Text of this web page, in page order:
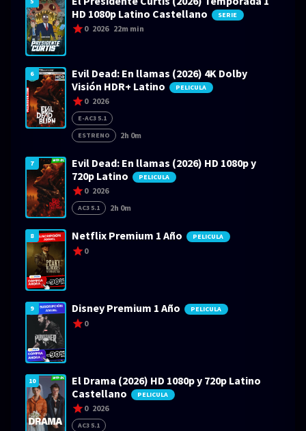
HD 1080p Latino Castellano
SERIE
0 2026 22m min
6
Evil Dead: En llamas (2026) 4K Dolby
Visión HDR+ Latino
PELICULA
0 2026
E-AC3 5.1
ESTRENO
2h 0m
7
Evil Dead: En llamas (2026) HD 1080p y
720p Latino
PELICULA
0 2026
AC3 5.1 2h 0m
8 Netflix Premium 1 Año PELICULA
0
9 Disney Premium 1 Año PELICULA
0
10
El Drama (2026) HD 1080p y 720p Latino
Castellano
PELICULA
0 2026
AC3 5.1